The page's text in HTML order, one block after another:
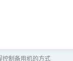
控制备用机的方式